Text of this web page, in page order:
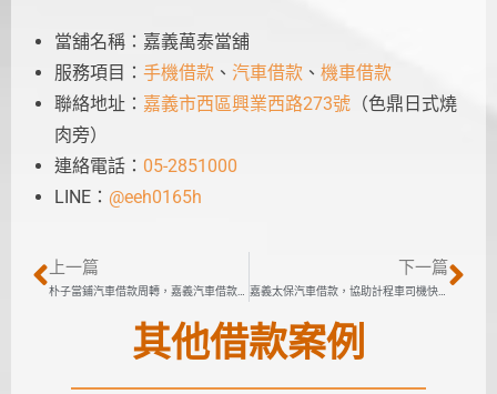
當舖名稱：嘉義萬泰當舖
服務項目： 手機借款 、 汽車借款 、 機車借款
聯絡地址： 嘉義市西區興業西路273號（色鼎日式燒
肉旁）
連絡電話： 05-2851000
LINE： @eeh0165h
上一篇
朴子當鋪汽車借款周轉，嘉義汽車借款額度20萬可免留車
下一篇
嘉義太保汽車借款，協助計程車司機快速周轉
其他借款案例